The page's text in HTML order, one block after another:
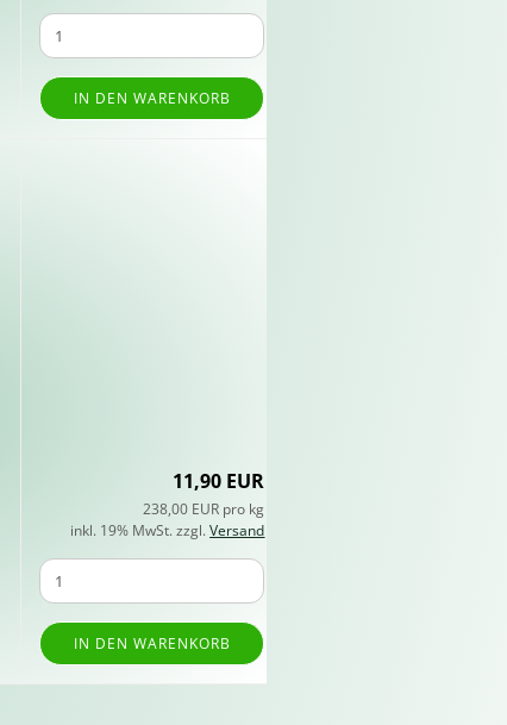
IN DEN WARENKORB
11,90 EUR
238,00 EUR pro kg
inkl. 19% MwSt. zzgl.Versand
IN DEN WARENKORB